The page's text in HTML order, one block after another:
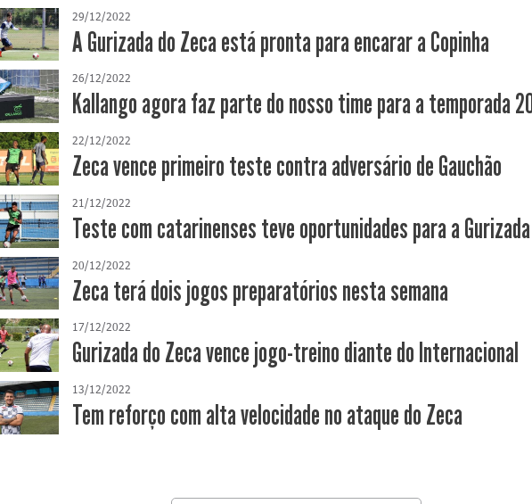
29/12/2022
A Gurizada do Zeca está pronta para encarar a Copinha
26/12/2022
Kallango agora faz parte do nosso time para a temporada
22/12/2022
Zeca vence primeiro teste contra adversário de Gauchão
21/12/2022
Teste com catarinenses teve oportunidades para a Gurizada
20/12/2022
Zeca terá dois jogos preparatórios nesta semana
17/12/2022
Gurizada do Zeca vence jogo-treino diante do Internacional
13/12/2022
Tem reforço com alta velocidade no ataque do Zeca